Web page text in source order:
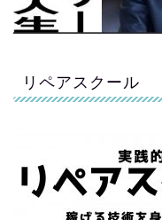
リペアスクール